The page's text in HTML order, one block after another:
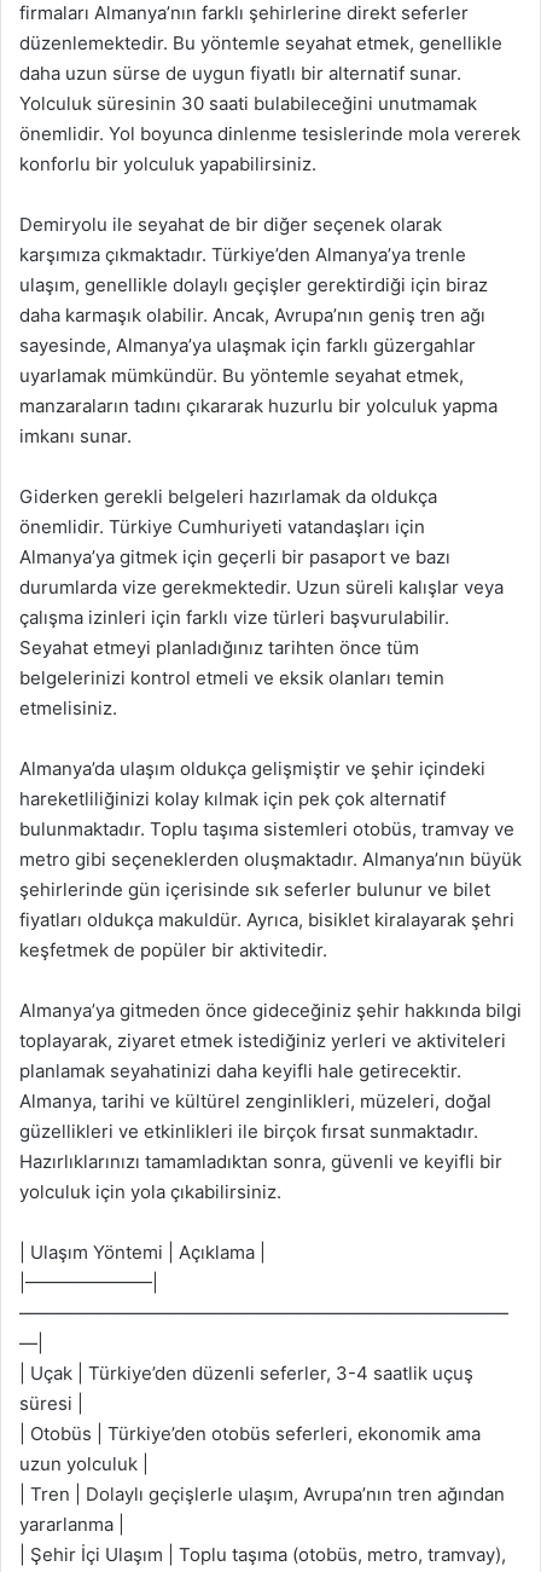
firmaları Almanya’nın farklı şehirlerine direkt seferler
düzenlemektedir. Bu yöntemle seyahat etmek, genellikle
daha uzun sürse de uygun fiyatlı bir alternatif sunar.
Yolculuk süresinin 30 saati bulabileceğini unutmamak
önemlidir. Yol boyunca dinlenme tesislerinde mola vererek
konforlu bir yolculuk yapabilirsiniz.
Demiryolu ile seyahat de bir diğer seçenek olarak
karşımıza çıkmaktadır. Türkiye’den Almanya’ya trenle
ulaşım, genellikle dolaylı geçişler gerektirdiği için biraz
daha karmaşık olabilir. Ancak, Avrupa’nın geniş tren ağı
sayesinde, Almanya’ya ulaşmak için farklı güzergahlar
uyarlamak mümkündür. Bu yöntemle seyahat etmek,
manzaraların tadını çıkararak huzurlu bir yolculuk yapma
imkanı sunar.
Giderken gerekli belgeleri hazırlamak da oldukça
önemlidir. Türkiye Cumhuriyeti vatandaşları için
Almanya’ya gitmek için geçerli bir pasaport ve bazı
durumlarda vize gerekmektedir. Uzun süreli kalışlar veya
çalışma izinleri için farklı vize türleri başvurulabilir.
Seyahat etmeyi planladığınız tarihten önce tüm
belgelerinizi kontrol etmeli ve eksik olanları temin
etmelisiniz.
Almanya’da ulaşım oldukça gelişmiştir ve şehir içindeki
hareketliliğinizi kolay kılmak için pek çok alternatif
bulunmaktadır. Toplu taşıma sistemleri otobüs, tramvay ve
metro gibi seçeneklerden oluşmaktadır. Almanya’nın büyük
şehirlerinde gün içerisinde sık seferler bulunur ve bilet
fiyatları oldukça makuldür. Ayrıca, bisiklet kiralayarak şehri
keşfetmek de popüler bir aktivitedir.
Almanya’ya gitmeden önce gideceğiniz şehir hakkında bilgi
toplayarak, ziyaret etmek istediğiniz yerleri ve aktiviteleri
planlamak seyahatinizi daha keyifli hale getirecektir.
Almanya, tarihi ve kültürel zenginlikleri, müzeleri, doğal
güzellikleri ve etkinlikleri ile birçok fırsat sunmaktadır.
Hazırlıklarınızı tamamladıktan sonra, güvenli ve keyifli bir
yolculuk için yola çıkabilirsiniz.
| Ulaşım Yöntemi | Açıklama |
|———————|
———————————————————————————
—|
| Uçak | Türkiye’den düzenli seferler, 3-4 saatlik uçuş
süresi |
| Otobüs | Türkiye’den otobüs seferleri, ekonomik ama
uzun yolculuk |
| Tren | Dolaylı geçişlerle ulaşım, Avrupa’nın tren ağından
yararlanma |
| Şehir İçi Ulaşım | Toplu taşıma (otobüs, metro, tramvay),